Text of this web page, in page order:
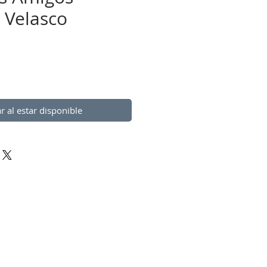
al estar disponible